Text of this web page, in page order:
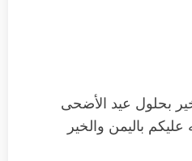
بحلول عيد الأضحى
عليكم باليمن والخير